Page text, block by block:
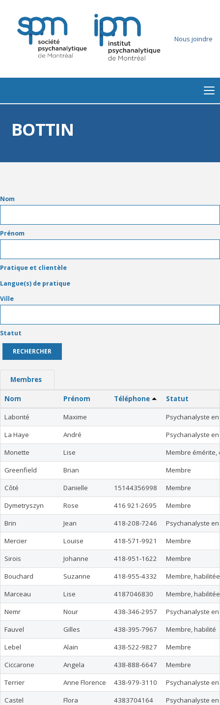
Nous joindre
BOTTIN
Nom
Prénom
Pratique et clientèle
Langue(s) de pratique
Ville
Statut
Membres
Nom Prénom Téléphone Statut
Labonté Maxime
Psychanalyste
La Haye
André
Psychanalyste
Monette
Lise
Membre émérite,
Greenfield
Brian
Membre
Côté
Danielle 15144356998
Membre
Dymetryszyn
Rose 416 921-2695
Membre
Brin
Jean 418-208-7246
Psychanalyste
Mercier
Louise 418-571-9921
Membre
Sirois
Johanne 418-951-1622
Membre
Bouchard
Suzanne 418-955-4332
Membre,
Marceau
Lise 4187046830
Membre,
Nemr
Nour 438-346-2957
Psychanalyste
Fauvel
Gilles 438-395-7967
Membre, habilité
Lebel
Alain 438-522-9827
Membre
Ciccarone
Angela 438-888-6647
Membre
Terrier
Anne Florence 438-979-3110
Psychanalyste
Castel
Flora 4383704164
Psychanalyste